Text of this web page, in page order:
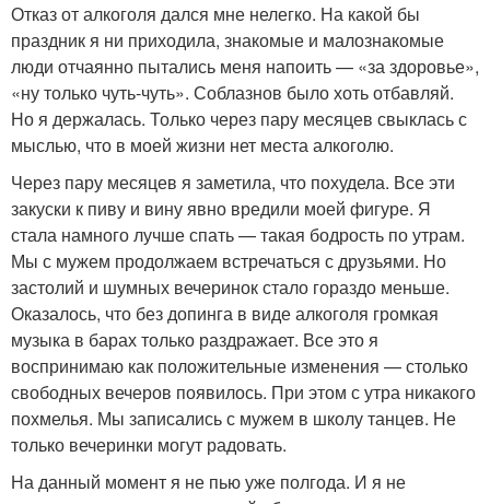
Отказ от алкоголя дался мне нелегко. На какой бы
праздник я ни приходила, знакомые и малознакомые
люди отчаянно пытались меня напоить — «за здоровье»,
«ну только чуть-чуть». Соблазнов было хоть отбавляй.
Но я держалась. Только через пару месяцев свыклась с
мыслью, что в моей жизни нет места алкоголю.
Через пару месяцев я заметила, что похудела. Все эти
закуски к пиву и вину явно вредили моей фигуре. Я
стала намного лучше спать — такая бодрость по утрам.
Мы с мужем продолжаем встречаться с друзьями. Но
застолий и шумных вечеринок стало гораздо меньше.
Оказалось, что без допинга в виде алкоголя громкая
музыка в барах только раздражает. Все это я
воспринимаю как положительные изменения — столько
свободных вечеров появилось. При этом с утра никакого
похмелья. Мы записались с мужем в школу танцев. Не
только вечеринки могут радовать.
На данный момент я не пью уже полгода. И я не